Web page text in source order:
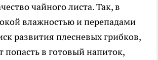
чайного листа. Так, в
влажностью и перепадами
развития плесневых грибков,
попасть в готовый напиток,